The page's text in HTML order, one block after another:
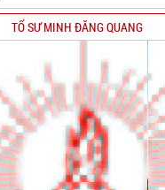
TỔ SƯ MINH ĐĂNG QUANG